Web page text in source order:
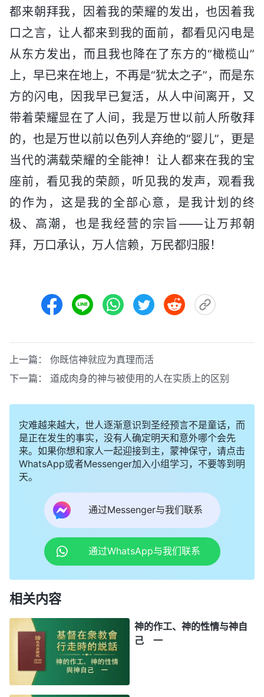
都来朝拜我，因着我的荣耀的发出，也因着我
口之言，让人都来到我的面前，都看见闪电是
从东方发出，而且我也降在了东方的“橄榄山”
上，早已来在地上，不再是“犹太之子”，而是东
方的闪电，因我早已复活，从人中间离开，又
带着荣耀显在了人间，我是万世以前人所敬拜
的，也是万世以前以色列人弃绝的“婴儿”，更是
当代的满载荣耀的全能神！让人都来在我的宝
座前，看见我的荣颜，听见我的发声，观看我
的作为，这是我的全部心意，是我计划的终
极、高潮，也是我经营的宗旨——让万邦朝
拜，万口承认，万人信赖，万民都归服！
上一篇： 你既信神就应为真理而活
下一篇： 道成肉身的神与被使用的人在实质上的区别
灾难越来越大，世人逐渐意识到圣经预言不是童话，而
是正在发生的事实，没有人确定明天和意外哪个会先
来。如果你想和家人一起迎接到主，蒙神保守，请点击
WhatsApp或者Messenger加入小组学习，不要等到明
天。
通过Messenger与我们联系
通过WhatsApp与我们联系
相关内容
神的作工、神的性情与神自
己 一